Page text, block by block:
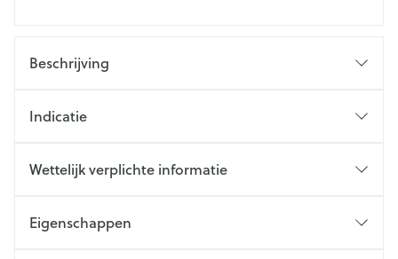
Beschrijving
Indicatie
Wettelijk verplichte informatie
Eigenschappen